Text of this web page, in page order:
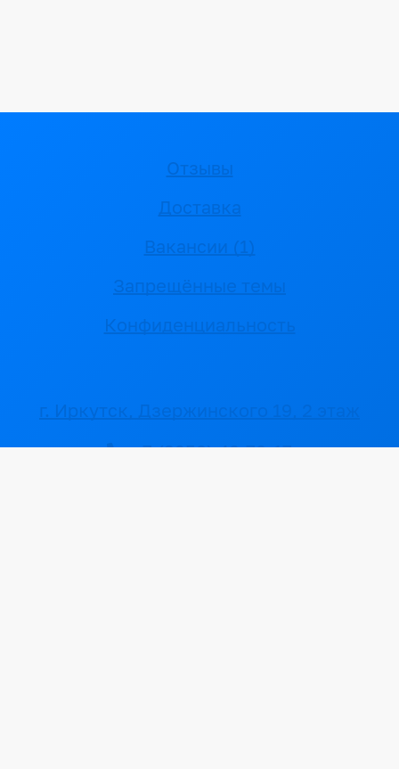
Отзывы
Доставка
Вакансии (1)
Запрещённые темы
Конфиденциальность
г. Иркутск, Дзержинского 19, 2 этаж
+7 (3952) 40-72-17